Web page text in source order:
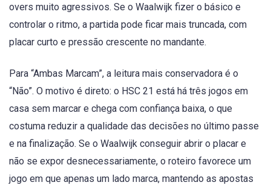
overs muito agressivos. Se o Waalwijk fizer o básico e
controlar o ritmo, a partida pode ficar mais truncada, com
placar curto e pressão crescente no mandante.
Para “Ambas Marcam”, a leitura mais conservadora é o
“Não”. O motivo é direto: o HSC 21 está há três jogos em
casa sem marcar e chega com confiança baixa, o que
costuma reduzir a qualidade das decisões no último passe
e na finalização. Se o Waalwijk conseguir abrir o placar e
não se expor desnecessariamente, o roteiro favorece um
jogo em que apenas um lado marca, mantendo as apostas